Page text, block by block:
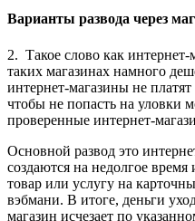
Варианты развода через
2. Такое слово как
таких магазинах намного
интернет-магазины не
чтобы не попасть на уловки
проверенные интернет-
Основной развод это
создаются на недолгое время
товар или услугу на
вэбмани. В итоге, деньги
магазин исчезает по